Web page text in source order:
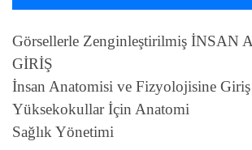
Görsellerle Zenginleştirilmiş İNSAN
GİRİŞ
İnsan Anatomisi ve Fizyolojisine Giriş
Yüksekokullar İçin Anatomi
Sağlık Yönetimi